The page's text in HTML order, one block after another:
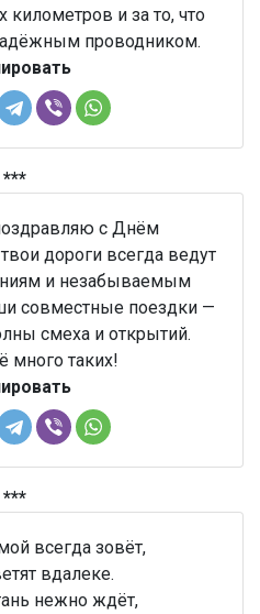
километров и за то, что
проводником.
***
с Днём
дороги всегда ведут
и незабываемым
совместные поездки —
смеха и открытий.
таких!
***
всегда зовёт,
вдалеке.
нежно ждёт,